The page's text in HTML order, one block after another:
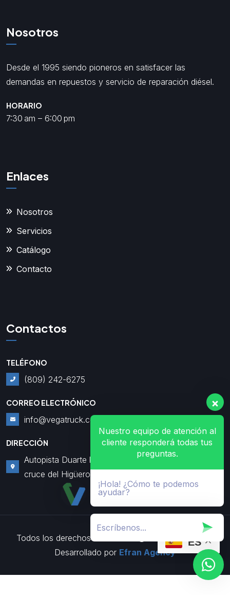
Nosotros
Desde el 1995 siendo pioneros en satisfacer las
demandas en repuestos y servicio de reparación diésel.
HORARIO
7:30 am – 6:00 pm
Enlaces
Nosotros
Servicios
Catálogo
Contacto
Contactos
TELÉFONO
(809) 242-6275
CORREO ELECTRÓNICO
info@vegatruck.com
DIRECCIÓN
Autopista Duarte km3
cruce del Higüero
Todos los derechos reservados
Desarrollado por Efran Agency
ES
Nuestro equipo de atención al
cliente responderá todas tus
preguntas.
¡Hola! ¿Cómo te podemos
ayudar?